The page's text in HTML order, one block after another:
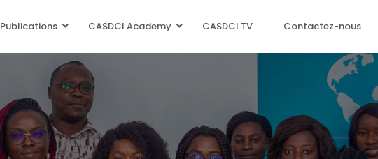
Publications CASDCI Academy CASDCI TV Contactez-nous